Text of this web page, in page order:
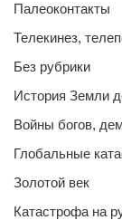
Палеоконтакты
Телекинез,
Без рубрики
История Земли
Войны богов,
Глобальные
Золотой век
Катастрофа на